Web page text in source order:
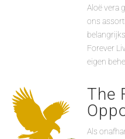
Aloë vera
ons
Forever
eigen
The
Als